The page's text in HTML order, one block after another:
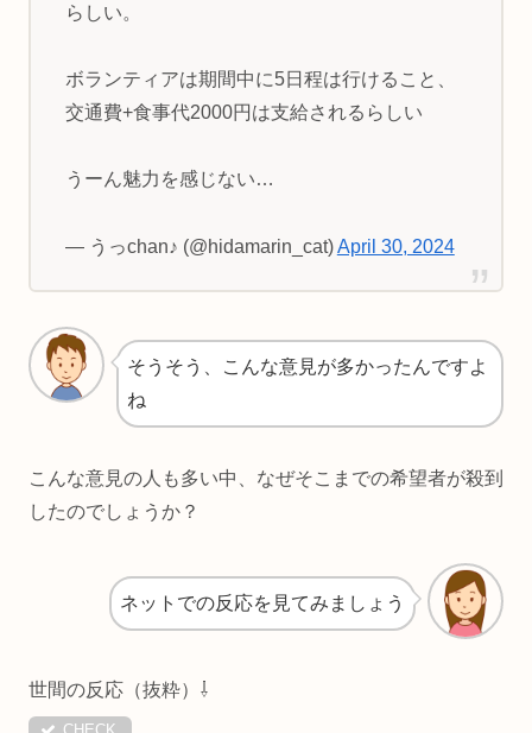
らしい。
ボランティアは期間中に5日程は行けること、
交通費+食事代2000円は支給されるらしい
うーん魅力を感じない…
— うっchan♪ (@hidamarin_cat)April 30, 2024
そうそう、こんな意見が多かったんですよ
ね
こんな意見の人も多い中、なぜそこまでの希望者が殺到
したのでしょうか？
ネットでの反応を見てみましょう
世間の反応（抜粋）⇩